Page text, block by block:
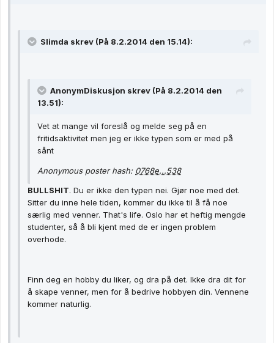
Slimda skrev (På 8.2.2014 den 15.14):
AnonymDiskusjon skrev (På 8.2.2014 den
13.51):
Vet at mange vil foreslå og melde seg på en
fritidsaktivitet men jeg er ikke typen som er med på
sånt
Anonymous poster hash: 0768e...538
BULLSHIT. Du er ikke den typen nei. Gjør noe med det.
Sitter du inne hele tiden, kommer du ikke til å få noe
særlig med venner. That's life. Oslo har et heftig mengde
studenter, så å bli kjent med de er ingen problem
overhode.
Finn deg en hobby du liker, og dra på det. Ikke dra dit for
å skape venner, men for å bedrive hobbyen din. Vennene
kommer naturlig.